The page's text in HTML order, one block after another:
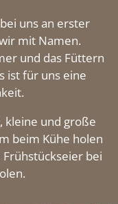
uns an erster
mit Namen.
und das Füttern
ist für uns eine
kleine und große
beim Kühe holen
bei